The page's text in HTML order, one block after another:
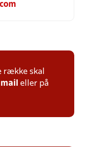
række skal
mail eller på